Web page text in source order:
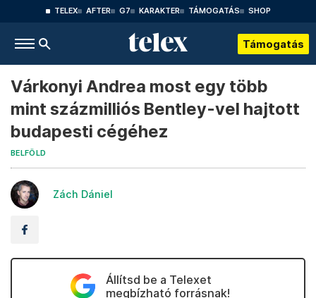
TELEX AFTER G7 KARAKTER TÁMOGATÁS SHOP
Támogatás
Várkonyi Andrea most egy több
mint százmilliós Bentley-vel hajtott
budapesti cégéhez
BELFÖLD
Zách Dániel
Állítsd be a Telexet
megbízható forrásnak!